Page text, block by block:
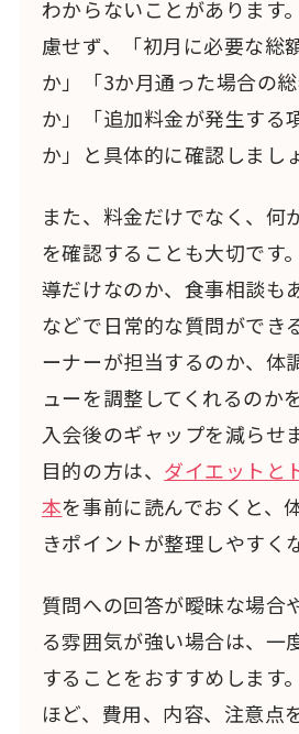
わからないことがあります
慮せず、「初月に必要な総
か」「3か月通った場合の
か」「追加料金が発生する
か」と具体的に確認しまし
また、料金だけでなく、何
を確認することも大切です
導だけなのか、食事相談も
などで日常的な質問ができ
ーナーが担当するのか、体
ューを調整してくれるのか
入会後のギャップを減らせ
目的の方は、 ダイエットと
本を事前に読んでおくと、
きポイントが整理しやすく
質問への回答が曖昧な場合
る雰囲気が強い場合は、一
することをおすすめします
ほど、費用、内容、注意点